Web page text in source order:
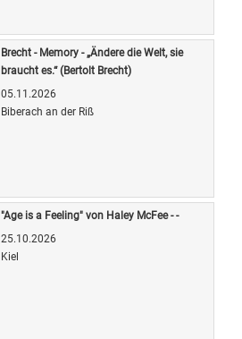
Brecht - Memory - „Ändere die Welt, sie
braucht es.“ (Bertolt Brecht)
05.11.2026
Biberach an der Riß
"Age is a Feeling" von Haley McFee - -
25.10.2026
Kiel